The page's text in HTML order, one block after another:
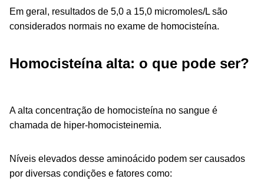
Em geral, resultados de 5,0 a 15,0 micromoles/L são
considerados normais no exame de homocisteína.
Homocisteína alta: o que pode ser?
A alta concentração de homocisteína no sangue é
chamada de hiper-homocisteinemia.
Níveis elevados desse aminoácido podem ser causados
por diversas condições e fatores como: